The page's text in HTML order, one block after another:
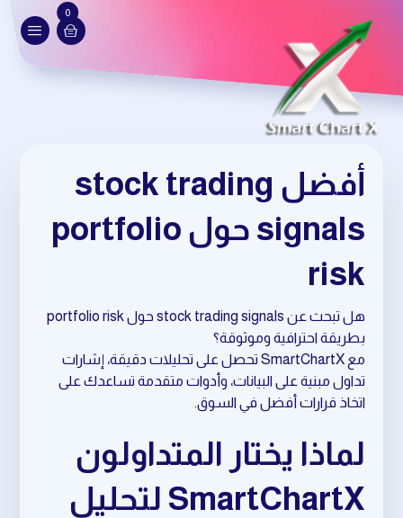
0
أفضل stock trading
signals حول portfolio
risk
هل تبحث عن stock trading signals حول portfolio risk
بطريقة احترافية وموثوقة؟
مع SmartChartX تحصل على تحليلات دقيقة، إشارات
تداول مبنية على البيانات، وأدوات متقدمة تساعدك على
اتخاذ قرارات أفضل في السوق.
لماذا يختار المتداولون
SmartChartX لتحليل